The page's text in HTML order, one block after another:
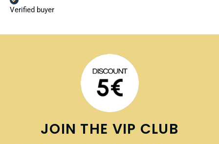
Verified buyer
JOIN THE VIP CLUB